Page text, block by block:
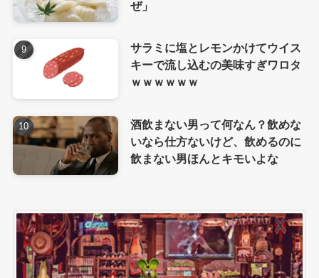
ぜ」
サラミに塩とレモンかけてウイス
キーで流し込むの美味すぎワロタ
ｗｗｗｗｗｗ
酒飲まない男って何なん？飲めな
いなら仕方ないけど、飲めるのに
飲まない男ほんとキモいよな